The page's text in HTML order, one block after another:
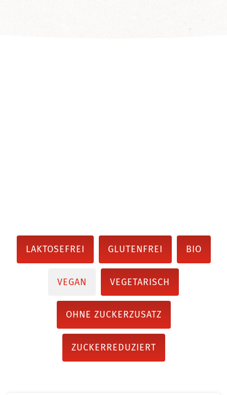
LAKTOSEFREI GLUTENFREI BIO
VEGAN VEGETARISCH
OHNE ZUCKERZUSATZ
ZUCKERREDUZIERT